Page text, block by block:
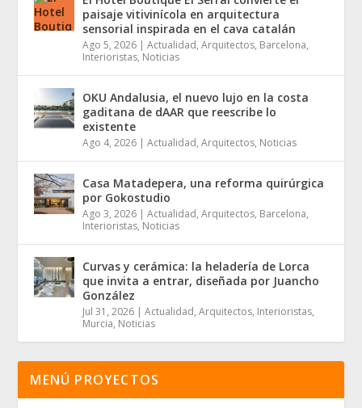
paisaje vitivinícola en arquitectura
sensorial inspirada en el cava catalán
Ago 5, 2026 |Actualidad,Arquitectos, Barcelona,
Interioristas, Noticias
OKU Andalusia, el nuevo lujo en la costa
gaditana de dAAR que reescribe lo
existente
Ago 4, 2026 |Actualidad,Arquitectos, Noticias
Casa Matadepera, una reforma quirúrgica
por Gokostudio
Ago 3, 2026 |Actualidad,Arquitectos, Barcelona,
Interioristas, Noticias
Curvas y cerámica: la heladería de Lorca
que invita a entrar, diseñada por Juancho
González
Jul 31, 2026 |Actualidad,Arquitectos, Interioristas,
Murcia, Noticias
MENÚ PROYECTOS